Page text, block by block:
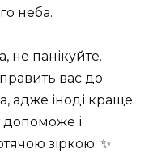
неба.
не панікуйте.
вас до
адже іноді краще
допоможе і
зіркою. ✨